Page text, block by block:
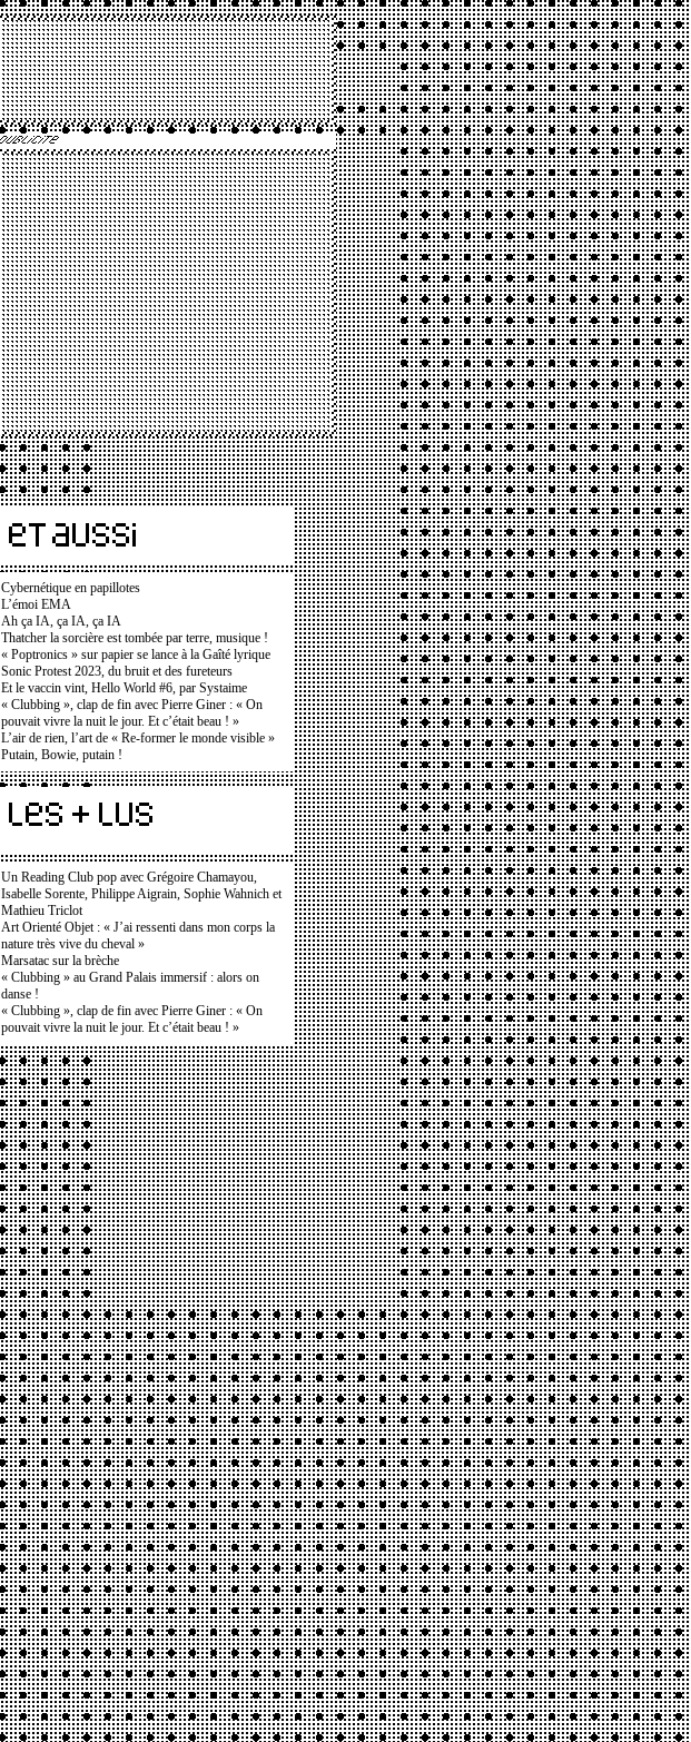
Cybernétique en papillotes
L’émoi EMA
Ah ça IA, ça IA, ça IA
Thatcher la sorcière est tombée par terre, musique !
« Poptronics » sur papier se lance à la Gaîté lyrique
Sonic Protest 2023, du bruit et des fureteurs
Et le vaccin vint, Hello World #6, par Systaime
« Clubbing », clap de fin avec Pierre Giner : « On
pouvait vivre la nuit le jour. Et c’était beau ! »
L’air de rien, l’art de « Re-former le monde visible »
Putain, Bowie, putain !
Un Reading Club pop avec Grégoire Chamayou,
Isabelle Sorente, Philippe Aigrain, Sophie Wahnich et
Mathieu Triclot
Art Orienté Objet : « J’ai ressenti dans mon corps la
nature très vive du cheval »
Marsatac sur la brèche
« Clubbing » au Grand Palais immersif : alors on
danse !
« Clubbing », clap de fin avec Pierre Giner : « On
pouvait vivre la nuit le jour. Et c’était beau ! »